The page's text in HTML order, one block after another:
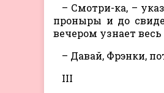
– Смотри-ка, –
проныры и до
вечером узнает
– Давай, Фрэнки,
III